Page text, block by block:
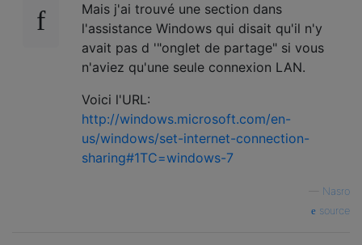
Mais j'ai trouvé une section dans
l'assistance Windows qui disait qu'il n'y
avait pas d '"onglet de partage" si vous
n'aviez qu'une seule connexion LAN.
Voici l'URL:
http://windows.microsoft.com/en-
us/windows/set-internet-connection-
sharing#1TC=windows-7
Nasro
source